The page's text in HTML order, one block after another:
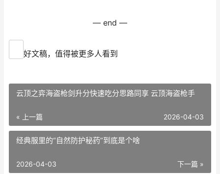
— end —
好文稿，值得被更多人看到
云顶之弈海盗枪剑升分快速吃分思路同享 云顶海盗枪手
« 上一篇 2026-04-03
经典服里的“自然防护秘药”到底是个啥
下一篇 »
2026-04-03